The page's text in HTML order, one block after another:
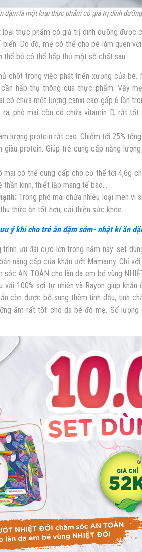
dặm là một loại thực phẩm có giá trị dinh
loại thực phẩm có giá trị dinh dưỡng được
Do đó, mẹ có thể cho bé làm quen với
thể bé có thể hấp thụ một số chất sau:
chốt trong việc phát triển xương của bé.
hấp thụ thông qua thực phẩm. Vậy
có chứa một lượng canxi cao gấp 6 lần
phô mai còn có chứa vitamin D, rất
lượng protein rất cao. Chiếm tới 25%
protein. Giúp trẻ cung cấp năng
mai có thể cung cấp cho cơ thể tới 4,6g
kinh, thiết lập màng tế bào…
Trong phô mai chứa nhiều loại men vi
thức ăn tốt hơn, cải thiện sức khỏe.
ý khi cho trẻ ăn dặm sớm- nhật kí ăn
trình ưu đãi cực lớn trong năm nay: set
nâng cấp của khăn ướt Mamamy. Chỉ
AN TOÀN cho làn da em bé vùng
vải 100% sợi tự nhiên và Rayon giúp
còn được bổ sung thêm tinh dầu, tinh
ẩm rất tốt cho da bé đó mẹ. Số